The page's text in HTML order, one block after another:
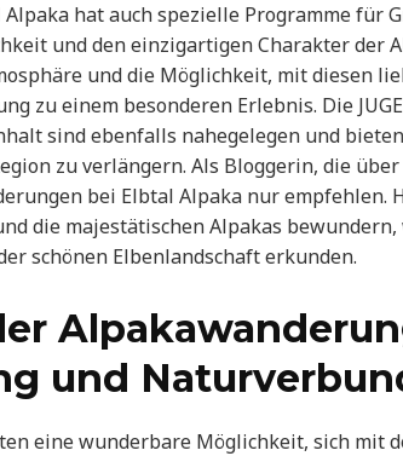
hat auch spezielle Programme für
und den einzigartigen Charakter der
und die Möglichkeit, mit diesen
zu einem besonderen Erlebnis. Die
sind ebenfalls nahegelegen und
zu verlängern. Als Bloggerin, die
bei Elbtal Alpaka nur empfehlen.
die majestätischen Alpakas
schönen Elbenlandschaft erkunden.
und
eine wunderbare Möglichkeit, sich mit